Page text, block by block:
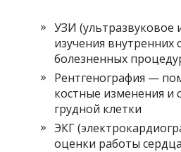
УЗИ (ультразвуковое
изучения внутренних
болезненных
Рентгенография —
костные изменения и
грудной клетки
ЭКГ
оценки работы сердца